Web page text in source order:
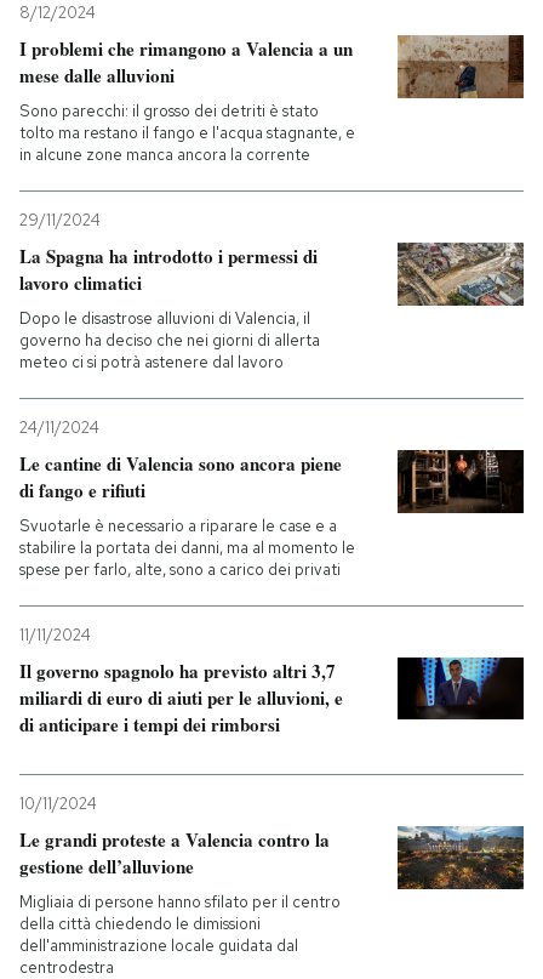
AREA PERSONALE
Entra
8/12/2024
I problemi che rimangono a Valencia a un
mese dalle alluvioni
Sono parecchi: il grosso dei detriti è stato
tolto ma restano il fango e l'acqua stagnante, e
in alcune zone manca ancora la corrente
29/11/2024
La Spagna ha introdotto i permessi di
lavoro climatici
Dopo le disastrose alluvioni di Valencia, il
governo ha deciso che nei giorni di allerta
meteo ci si potrà astenere dal lavoro
24/11/2024
Le cantine di Valencia sono ancora piene
di fango e rifiuti
Svuotarle è necessario a riparare le case e a
stabilire la portata dei danni, ma al momento le
spese per farlo, alte, sono a carico dei privati
11/11/2024
Il governo spagnolo ha previsto altri 3,7
miliardi di euro di aiuti per le alluvioni, e
di anticipare i tempi dei rimborsi
10/11/2024
Le grandi proteste a Valencia contro la
gestione dell’alluvione
Migliaia di persone hanno sfilato per il centro
della città chiedendo le dimissioni
dell'amministrazione locale guidata dal
centrodestra